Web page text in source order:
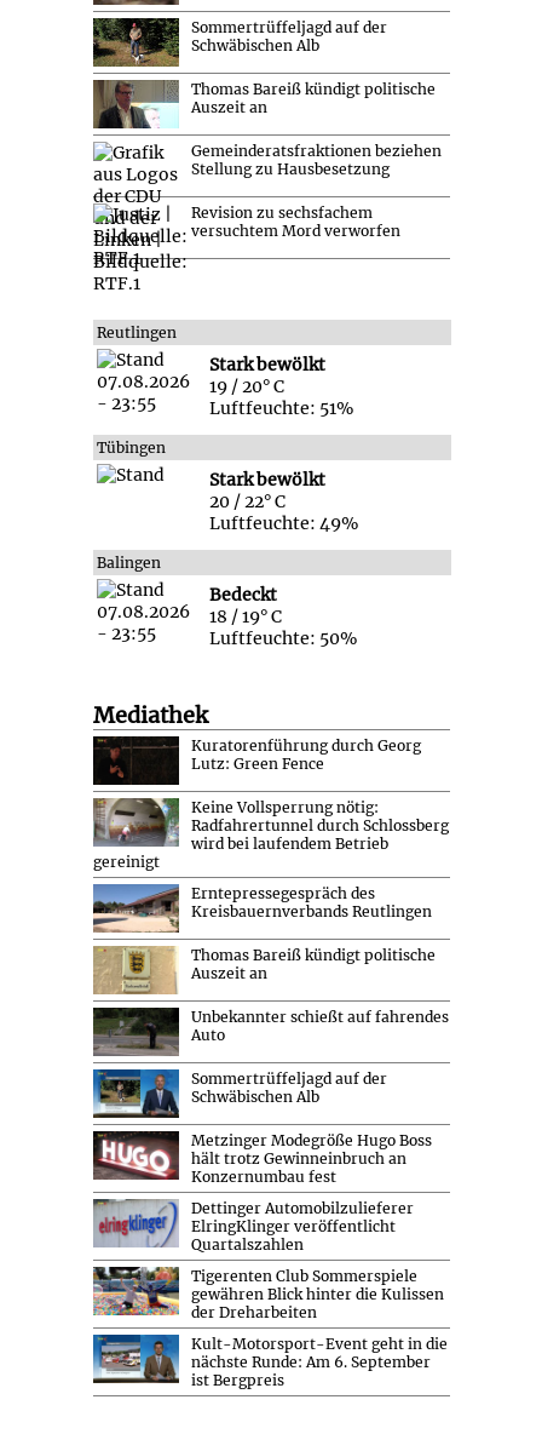
Sommertrüffeljagd auf der
Schwäbischen Alb
Thomas Bareiß kündigt politische
Auszeit an
Gemeinderatsfraktionen beziehen
Stellung zu Hausbesetzung
Revision zu sechsfachem
versuchtem Mord verworfen
Reutlingen
Stark bewölkt
19 / 20° C
Luftfeuchte: 51%
Tübingen
Stark bewölkt
20 / 22° C
Luftfeuchte: 49%
Balingen
Bedeckt
18 / 19° C
Luftfeuchte: 50%
Mediathek
Kuratorenführung durch Georg
Lutz: Green Fence
Keine Vollsperrung nötig:
Radfahrertunnel durch Schlossberg
wird bei laufendem Betrieb
gereinigt
Erntepressegespräch des
Kreisbauernverbands Reutlingen
Thomas Bareiß kündigt politische
Auszeit an
Unbekannter schießt auf fahrendes
Auto
Sommertrüffeljagd auf der
Schwäbischen Alb
Metzinger Modegröße Hugo Boss
hält trotz Gewinneinbruch an
Konzernumbau fest
Dettinger Automobilzulieferer
ElringKlinger veröffentlicht
Quartalszahlen
Tigerenten Club Sommerspiele
gewähren Blick hinter die Kulissen
der Dreharbeiten
Kult-Motorsport-Event geht in die
nächste Runde: Am 6. September
ist Bergpreis